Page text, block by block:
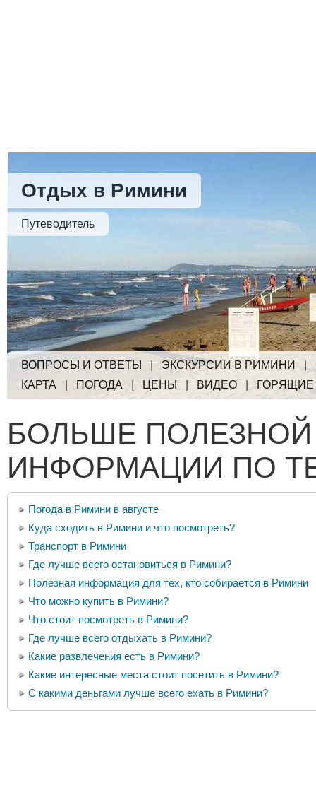
Отдых в Римини
Путеводитель
ВОПРОСЫ И ОТВЕТЫ | ЭКСКУРСИИ В РИМИНИ
КАРТА
ПОГОДА |ЦЕНЫ ВИДЕО | ГОРЯЩИЕ
БОЛЬШЕ ПОЛЕЗНОЙ
ИНФОРМАЦИИ ПО
Погода в Римини в августе
Куда сходить в Римини и что посмотреть?
Транспорт в Римини
Где лучше всего остановиться в Римини?
Полезная информация для тех, кто собирается в Римини
Что можно купить в Римини?
Что стоит посмотреть в Римини?
Где лучше всего отдыхать в Римини?
Какие развлечения есть в Римини?
Какие интересные места стоит посетить в Римини?
С какими деньгами лучше всего ехать в Римини?